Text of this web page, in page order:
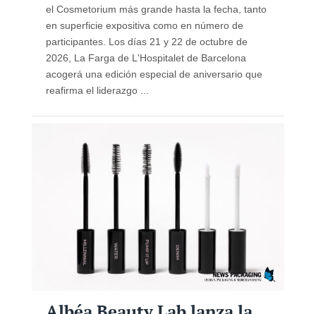
el Cosmetorium más grande hasta la fecha, tanto
en superficie expositiva como en número de
participantes. Los días 21 y 22 de octubre de
2026, La Farga de L'Hospitalet de Barcelona
acogerá una edición especial de aniversario que
reafirma el liderazgo ...